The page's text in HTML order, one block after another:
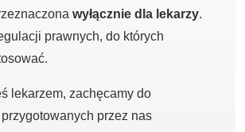
wyłącznie dla lekarzy.
prawnych, do których
lekarzem, zachęcamy do
przez nas